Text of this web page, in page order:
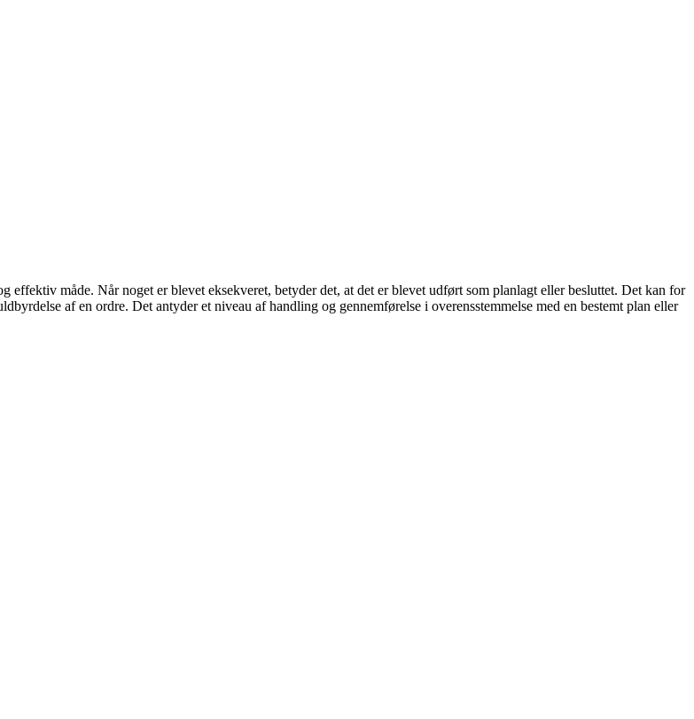
måde. Når noget er blevet eksekveret, betyder det, at det er blevet udført som planlagt eller besluttet. Det kan for
af en ordre. Det antyder et niveau af handling og gennemførelse i overensstemmelse med en bestemt plan eller